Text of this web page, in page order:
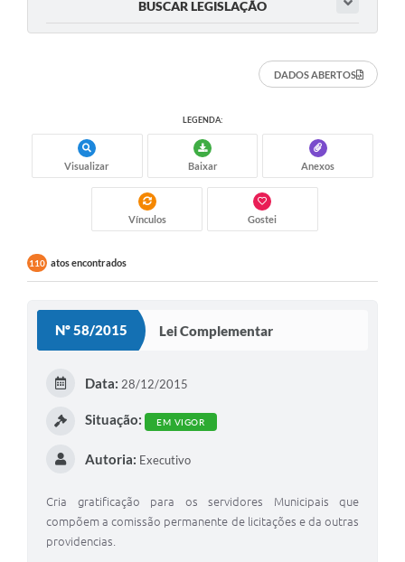
BUSCAR LEGISLAÇÃO
DADOS ABERTOS
LEGENDA:
Visualizar Baixar Anexos
Vínculos Gostei
110 atos encontrados
Nº 58/2015 Lei Complementar
Data: 28/12/2015
Situação: EM VIGOR
Autoria: Executivo
Cria gratificação para os servidores Municipais que
compõem a comissão permanente de licitações e da outras
providencias.